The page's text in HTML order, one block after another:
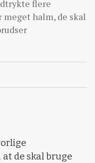
flere
meget halm, de skal
de skal bruge